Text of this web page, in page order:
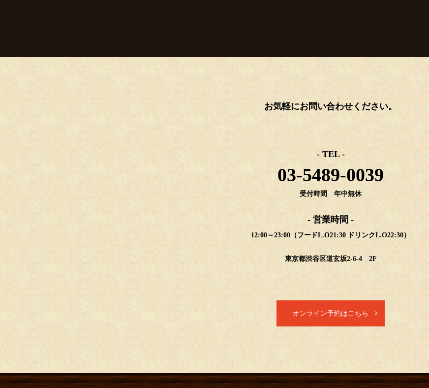
お気軽にお問い合わせください。
- TEL -
03-5489-0039
受付時間 年中無休
- 営業時間 -
12:00～23:00（フードL.O21:30 ドリンクL.O22:30）
東京都渋谷区道玄坂2-6-4 2F
オンライン予約はこちら